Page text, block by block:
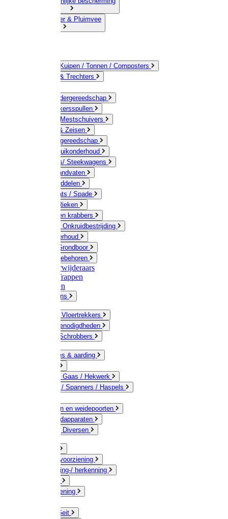
12) Kleindier & Pluimvee
Emmers / Kuipen / Tonnen / Composters
Jerrycans & Trechters
Hand-/ Kindergereedschap
Stratenmakersspullen
Sneeuw- / Mestschuivers
Baggeren & Zeisen
Elektrisch gereedschap
Boom / Struikonderhoud
Kruiwagens/ Steekwagens
Stelen / Handvaten
Tuinhulpmiddelen
Schop / Bats / Spade
Vorken & Rieken
Cultivator en krabbers
Schoffels / Onkruidbestrijding
Gazononderhoud
Hamers / Grondboor
Sledes / toebehoren
Onkruidverwijderaars
Ladders / Trappen
Werkbanken
Betonmolens
Bezems & Vloertrekkers
Schildersbenodigdheden
Borstels / Schrobbers
Accessoires & aarding
Geleiders / Gaas / Hekwerk
Verbinders / Spanners / Haspels
Doorgangen en weidepoorten
Schrikdraadapparaten
Afrastering Diversen
Drinkwatervoorziening
Veemarkering-/ herkenning
Voervoorziening
Schaap / Geit